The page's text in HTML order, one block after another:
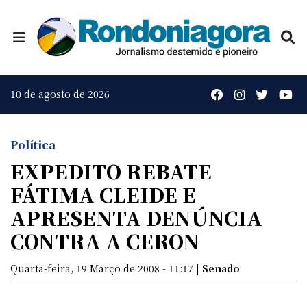
10 de agosto de 2026
Política
EXPEDITO REBATE
FÁTIMA CLEIDE E
APRESENTA DENÚNCIA
CONTRA A CERON
Quarta-feira, 19 Março de 2008 - 11:17 | Senado